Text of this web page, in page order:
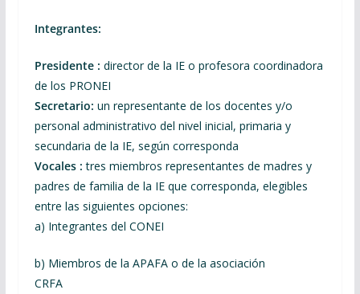
Integrantes:
Presidente : director de la IE o profesora coordinadora
de los PRONEI
Secretario: un representante de los docentes y/o
personal administrativo del nivel inicial, primaria y
secundaria de la IE, según corresponda
Vocales : tres miembros representantes de madres y
padres de familia de la IE que corresponda, elegibles
entre las siguientes opciones:
a) Integrantes del CONEI
b) Miembros de la APAFA o de la asociación
CRFA